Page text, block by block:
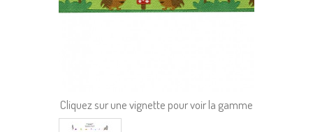
Cliquez sur une vignette pour voir la gamme